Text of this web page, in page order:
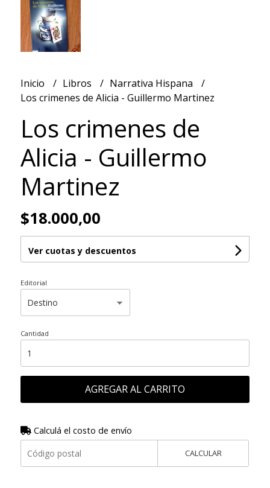
Inicio Libros
Narrativa Hispana
Los crimenes de Alicia - Guillermo Martinez
Los crimenes de
Alicia - Guillermo
Martinez
$18.000,00
Ver cuotas y descuentos
Editorial
Cantidad
AGREGAR AL CARRITO
Calculá el costo de envío
CALCULAR